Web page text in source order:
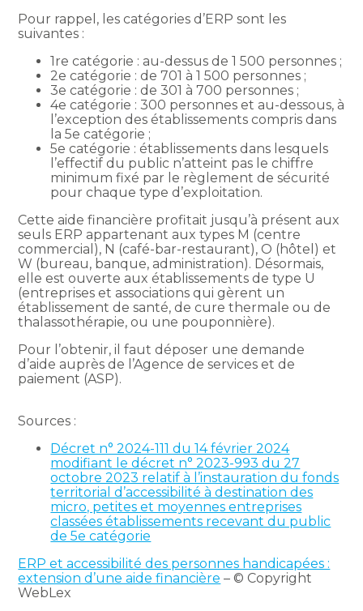
Pour rappel, les catégories d’ERP sont les
suivantes :
1re catégorie : au-dessus de 1 500 personnes ;
2e catégorie : de 701 à 1 500 personnes ;
3e catégorie : de 301 à 700 personnes ;
4e catégorie : 300 personnes et au-dessous, à
l’exception des établissements compris dans
la 5e catégorie ;
5e catégorie : établissements dans lesquels
l’effectif du public n’atteint pas le chiffre
minimum fixé par le règlement de sécurité
pour chaque type d’exploitation.
Cette aide financière profitait jusqu’à présent aux
seuls ERP appartenant aux types M (centre
commercial), N (café-bar-restaurant), O (hôtel) et
W (bureau, banque, administration). Désormais,
elle est ouverte aux établissements de type U
(entreprises et associations qui gèrent un
établissement de santé, de cure thermale ou de
thalassothérapie, ou une pouponnière).
Pour l’obtenir, il faut déposer une demande
d’aide auprès de l’Agence de services et de
paiement (ASP).
Sources :
Décret n° 2024-111 du 14 février 2024
modifiant le décret n° 2023-993 du 27
octobre 2023 relatif à l’instauration du fonds
territorial d’accessibilité à destination des
micro, petites et moyennes entreprises
classées établissements recevant du public
de 5e catégorie
ERP et accessibilité des personnes handicapées :
extension d’une aide financière – © Copyright
WebLex